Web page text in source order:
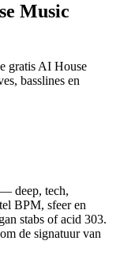
Music
gratis AI House
basslines en
deep, tech,
BPM, sfeer en
stabs of acid 303.
de signatuur van